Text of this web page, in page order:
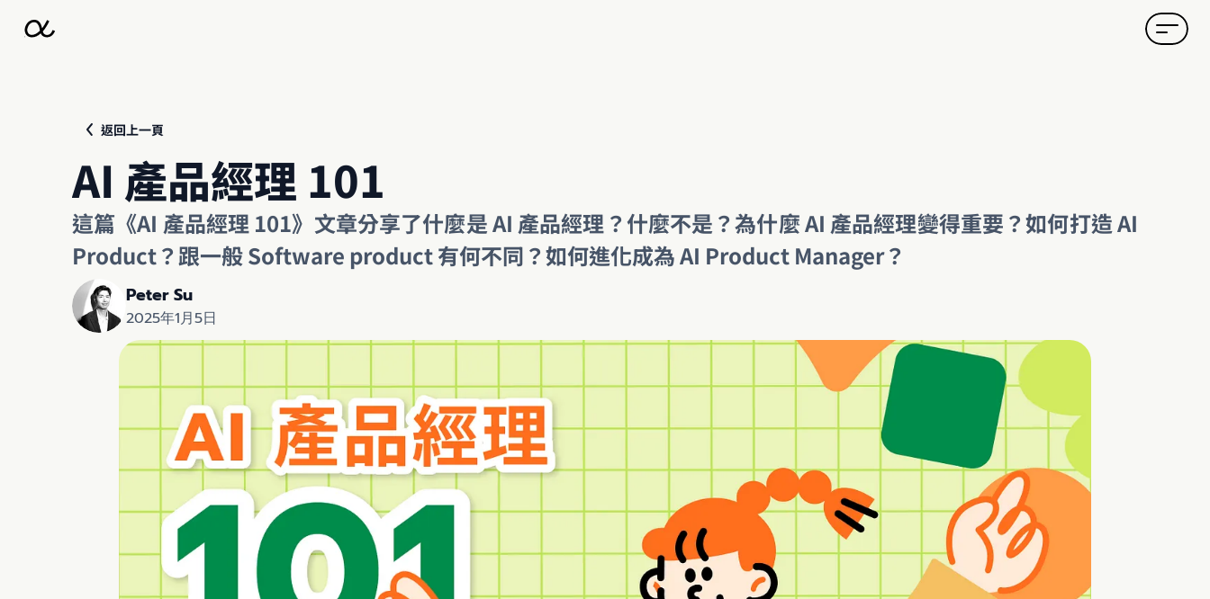
返回上一頁
AI 產品經理 101
這篇《AI 產品經理 101》文章分享了什麼是 AI 產品經理？什麼不是？為什麼 AI 產品經理變得重要？如何打造 AI
Product？跟一般 Software product 有何不同？如何進化成為 AI Product Manager？
Peter Su
2025年1月5日